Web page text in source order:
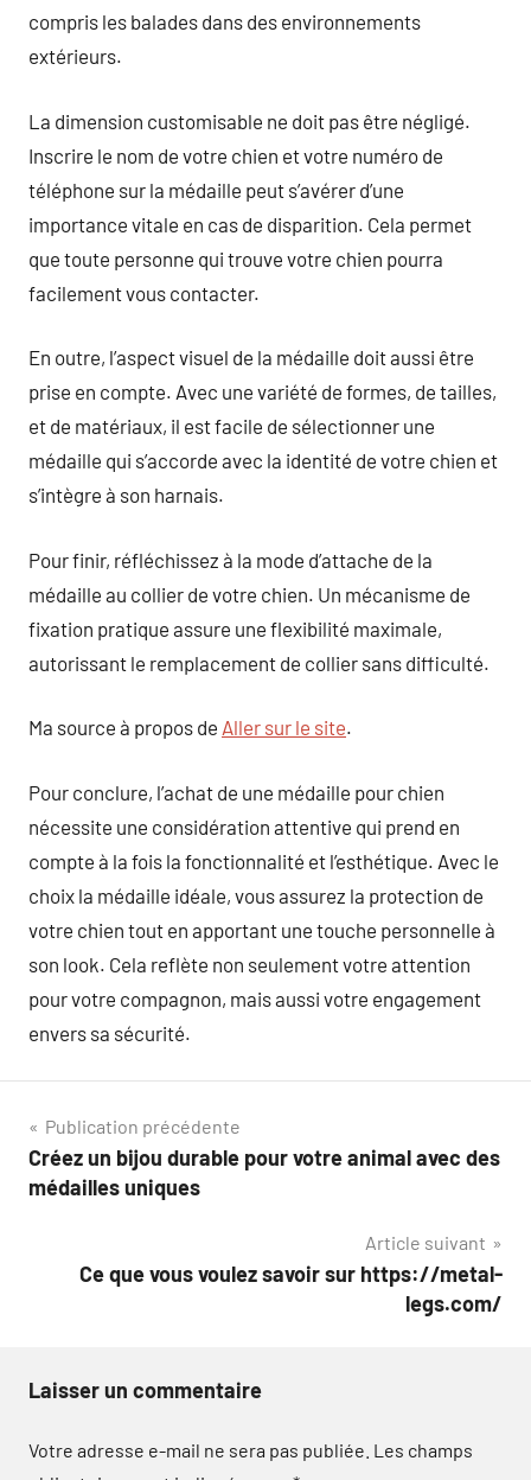
compris les balades dans des environnements
extérieurs.
La dimension customisable ne doit pas être négligé.
Inscrire le nom de votre chien et votre numéro de
téléphone sur la médaille peut s’avérer d’une
importance vitale en cas de disparition. Cela permet
que toute personne qui trouve votre chien pourra
facilement vous contacter.
En outre, l’aspect visuel de la médaille doit aussi être
prise en compte. Avec une variété de formes, de tailles,
et de matériaux, il est facile de sélectionner une
médaille qui s’accorde avec la identité de votre chien et
s’intègre à son harnais.
Pour finir, réfléchissez à la mode d’attache de la
médaille au collier de votre chien. Un mécanisme de
fixation pratique assure une flexibilité maximale,
autorissant le remplacement de collier sans difficulté.
Ma source à propos de Aller sur le site.
Pour conclure, l’achat de une médaille pour chien
nécessite une considération attentive qui prend en
compte à la fois la fonctionnalité et l’esthétique. Avec le
choix la médaille idéale, vous assurez la protection de
votre chien tout en apportant une touche personnelle à
son look. Cela reflète non seulement votre attention
pour votre compagnon, mais aussi votre engagement
envers sa sécurité.
Navigation
de
Publication précédente
Créez un bijou durable pour votre animal avec des
médailles uniques
Article suivant
Ce que vous voulez savoir sur https://metal-
legs.com/
Laisser un commentaire
Votre adresse e-mail ne sera pas publiée. Les champs